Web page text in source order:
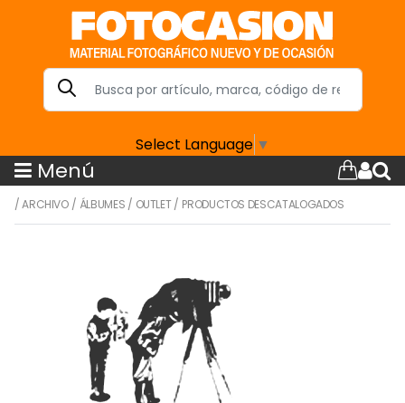
Select Language ▼
Menú
/ARCHIVO/ ÁLBUMES / OUTLET/ PRODUCTOS DESCATALOGADOS